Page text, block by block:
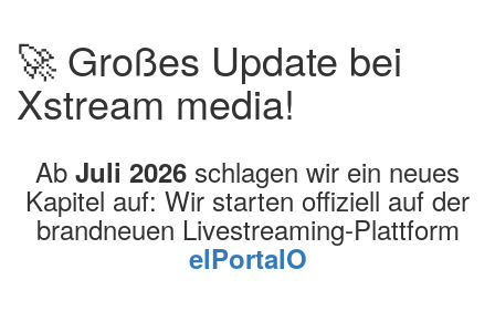
🚀 Großes Update bei
Xstream media!
Ab Juli 2026 schlagen wir ein neues
Kapitel auf: Wir starten offiziell auf der
brandneuen Livestreaming-Plattform
elPortalO